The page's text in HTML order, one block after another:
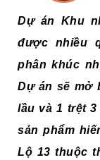
Dự án Khu
được nhiều
phân khúc
Dự án sẽ mở
lầu và 1 trệt
sản phẩm
Lộ 13 thuộc